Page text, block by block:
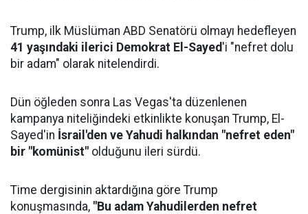
Trump, ilk Müslüman ABD Senatörü olmayı hedefleyen
41 yaşındaki ilerici Demokrat El-Sayed'i "nefret dolu
bir adam" olarak nitelendirdi.
Dün öğleden sonra Las Vegas'ta düzenlenen
kampanya niteliğindeki etkinlikte konuşan Trump, El-
Sayed'in İsrail'den ve Yahudi halkından "nefret eden"
bir "komünist" olduğunu ileri sürdü.
Time dergisinin aktardığına göre Trump
konuşmasında, "Bu adam Yahudilerden nefret